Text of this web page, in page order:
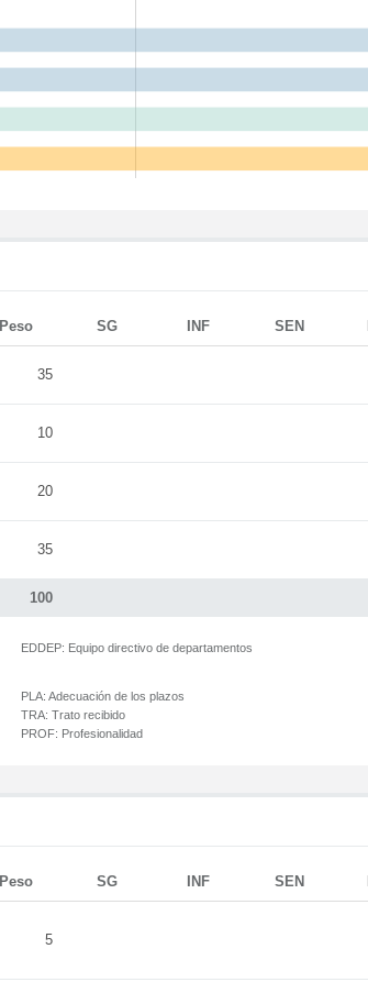
Peso SG INF SEN
100
35
10
20
35
EDDEP: Equipo directivo de departamentos
PLA: Adecuación de los plazos
TRA: Trato recibido
PROF: Profesionalidad
Peso SG INF SEN
5